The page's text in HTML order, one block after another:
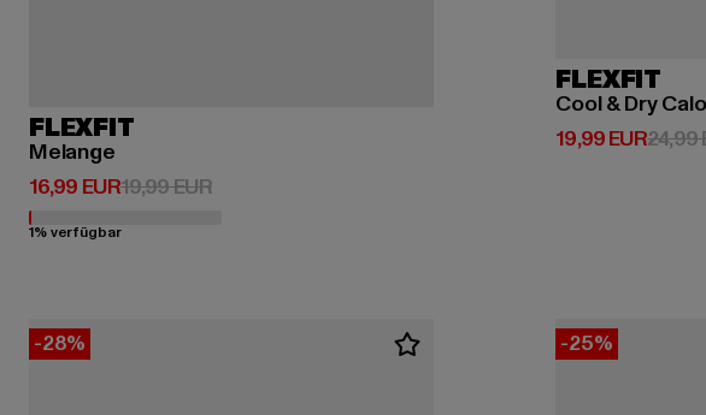
FLEXFIT
Melange
16,99 EUR
Derzeitiger Preis: 16,99 EUR
19,99 EURAktionspreis: 19,99 EUR
1% verfügbar
FLEXFIT
Cool & Dry
19,99 EUR
Derzeitiger Preis:
24,99
-28% -25%